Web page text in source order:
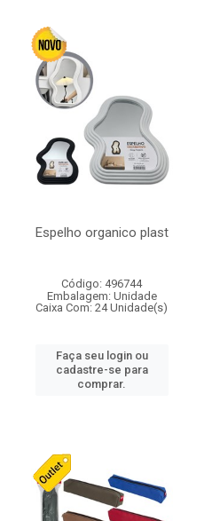
Espelho organico plast
Código: 496744
Embalagem: Unidade
Caixa Com: 24 Unidade(s)
Faça seu login ou
cadastre-se para
comprar.